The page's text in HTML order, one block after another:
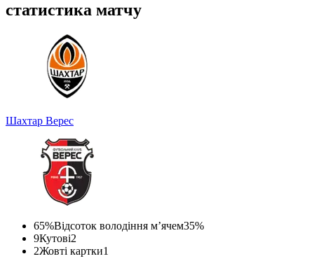
статистика матчу
Шахтар Верес
65%Відсоток володіння м’ячем35%
9Кутові2
2Жовті картки1